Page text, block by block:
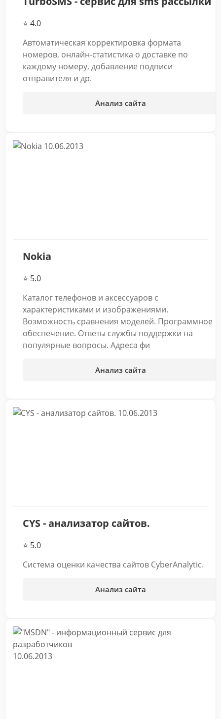
⭐ 4.0
Автоматическая корректировка формата
номеров, онлайн-статистика о доставке по
каждому номеру, добавление подписи
отправителя и др.
Анализ сайта
10.06.2013
Nokia
⭐ 5.0
Каталог телефонов и аксессуаров с
характеристиками и изображениями.
Возможность сравнения моделей. Программное
обеспечение. Ответы службы поддержки на
популярные вопросы. Адреса фи
Анализ сайта
10.06.2013
CYS - анализатор сайтов.
⭐ 5.0
Система оценки качества сайтов CyberAnalytic.
Анализ сайта
10.06.2013